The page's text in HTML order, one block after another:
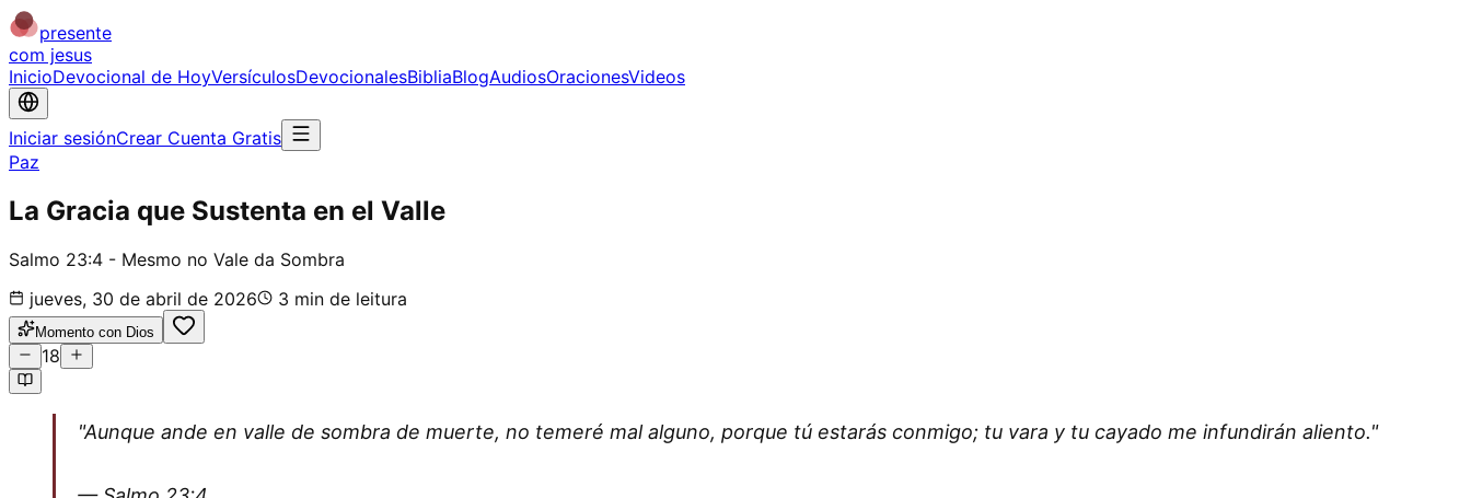
presente
com jesus
InicioDevocional de HoyVersículosDevocionalesBibliaBlogAudiosOracionesVideos
Iniciar sesiónCrear Cuenta Gratis
Paz
La Gracia que Sustenta en el Valle
Salmo 23:4 - Mesmo no Vale da Sombra
jueves, 30 de abril de 2026
3 min de leitura
Momento con Dios
18
"Aunque ande en valle de sombra de muerte, no temeré mal alguno, porque tú estarás conmigo; tu vara y tu cayado me infundirán aliento."